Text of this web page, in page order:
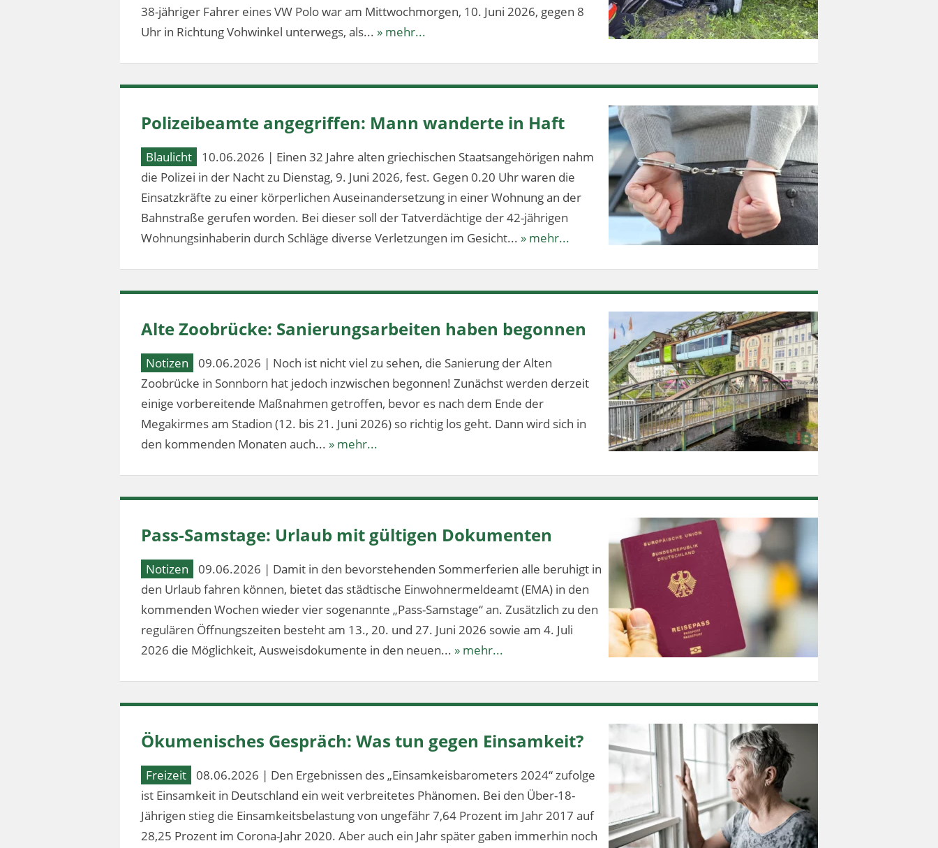
38-jähriger Fahrer eines VW Polo war am Mittwochmorgen, 10. Juni 2026, gegen 8
Uhr in Richtung Vohwinkel unterwegs, als... » mehr...
Polizeibeamte angegriffen: Mann wanderte in Haft
Blaulicht
10.06.2026 | Einen 32 Jahre alten griechischen Staatsangehörigen nahm
die Polizei in der Nacht zu Dienstag, 9. Juni 2026, fest. Gegen 0.20 Uhr waren die
Einsatzkräfte zu einer körperlichen Auseinandersetzung in einer Wohnung an der
Bahnstraße gerufen worden. Bei dieser soll der Tatverdächtige der 42-jährigen
Wohnungsinhaberin durch Schläge diverse Verletzungen im Gesicht... » mehr...
Alte Zoobrücke: Sanierungsarbeiten haben begonnen
Notizen
09.06.2026 | Noch ist nicht viel zu sehen, die Sanierung der Alten
Zoobrücke in Sonnborn hat jedoch inzwischen begonnen! Zunächst werden derzeit
einige vorbereitende Maßnahmen getroffen, bevor es nach dem Ende der
Megakirmes am Stadion (12. bis 21. Juni 2026) so richtig los geht. Dann wird sich in
den kommenden Monaten auch... » mehr...
Pass-Samstage: Urlaub mit gültigen Dokumenten
Notizen
09.06.2026 | Damit in den bevorstehenden Sommerferien alle beruhigt in
den Urlaub fahren können, bietet das städtische Einwohnermeldeamt (EMA) in den
kommenden Wochen wieder vier sogenannte „Pass-Samstage“ an. Zusätzlich zu den
regulären Öffnungszeiten besteht am 13., 20. und 27. Juni 2026 sowie am 4. Juli
2026 die Möglichkeit, Ausweisdokumente in den neuen... » mehr...
Ökumenisches Gespräch: Was tun gegen Einsamkeit?
Freizeit
08.06.2026 | Den Ergebnissen des „Einsamkeisbarometers 2024“ zufolge
ist Einsamkeit in Deutschland ein weit verbreitetes Phänomen. Bei den Über-18-
Jährigen stieg die Einsamkeitsbelastung von ungefähr 7,64 Prozent im Jahr 2017 auf
28,25 Prozent im Corona-Jahr 2020. Aber auch ein Jahr später gaben immerhin noch